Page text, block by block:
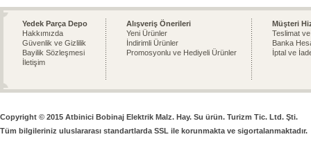
Yedek Parça Depo
Hakkımızda
Güvenlik ve Gizlilik
Bayilik Sözleşmesi
İletişim
Alışveriş Önerileri
Yeni Ürünler
İndirimli Ürünler
Promosyonlu ve Hediyeli Ürünler
Müşteri
Teslimat
Banka
İptal ve
Copyright © 2015 Atbinici Bobinaj Elektrik Malz. Hay. Su ürün. Turizm Tic. Ltd. Şti.
Tüm bilgileriniz uluslararası standartlarda SSL ile korunmakta ve sigortalanmaktadır.